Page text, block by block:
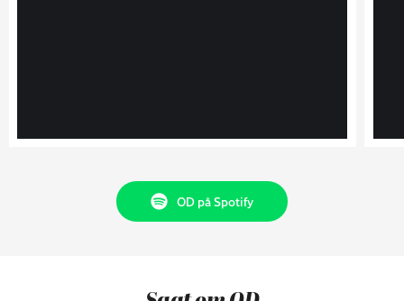
OD på Spotify